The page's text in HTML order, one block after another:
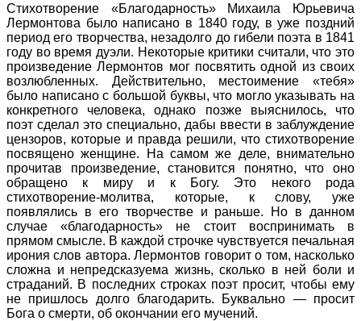
Стихотворение «Благодарность» Михаила Юрьевича
Лермонтова было написано в 1840 году, в уже поздний
период его творчества, незадолго до гибели поэта в 1841
году во время дуэли. Некоторые критики считали, что это
произведение Лермонтов мог посвятить одной из своих
возлюбленных. Действительно, местоимение «тебя»
было написано с большой буквы, что могло указывать на
конкретного человека, однако позже выяснилось, что
поэт сделал это специально, дабы ввести в заблуждение
цензоров, которые и правда решили, что стихотворение
посвящено женщине. На самом же деле, внимательно
прочитав произведение, становится понятно, что оно
обращено к миру и к Богу. Это некого рода
стихотворение-молитва, которые, к слову, уже
появлялись в его творчестве и раньше. Но в данном
случае «благодарность» не стоит воспринимать в
прямом смысле. В каждой строчке чувствуется печальная
ирония слов автора. Лермонтов говорит о том, насколько
сложна и непредсказуема жизнь, сколько в ней боли и
страданий. В последних строках поэт просит, чтобы ему
не пришлось долго благодарить. Буквально — просит
Бога о смерти, об окончании его мучений.